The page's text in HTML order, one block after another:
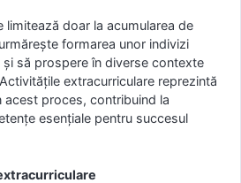
limitează doar la acumularea de
formarea unor indivizi
să prospere în diverse contexte
extracurriculare reprezintă
acest proces, contribuind la
esențiale pentru succesul